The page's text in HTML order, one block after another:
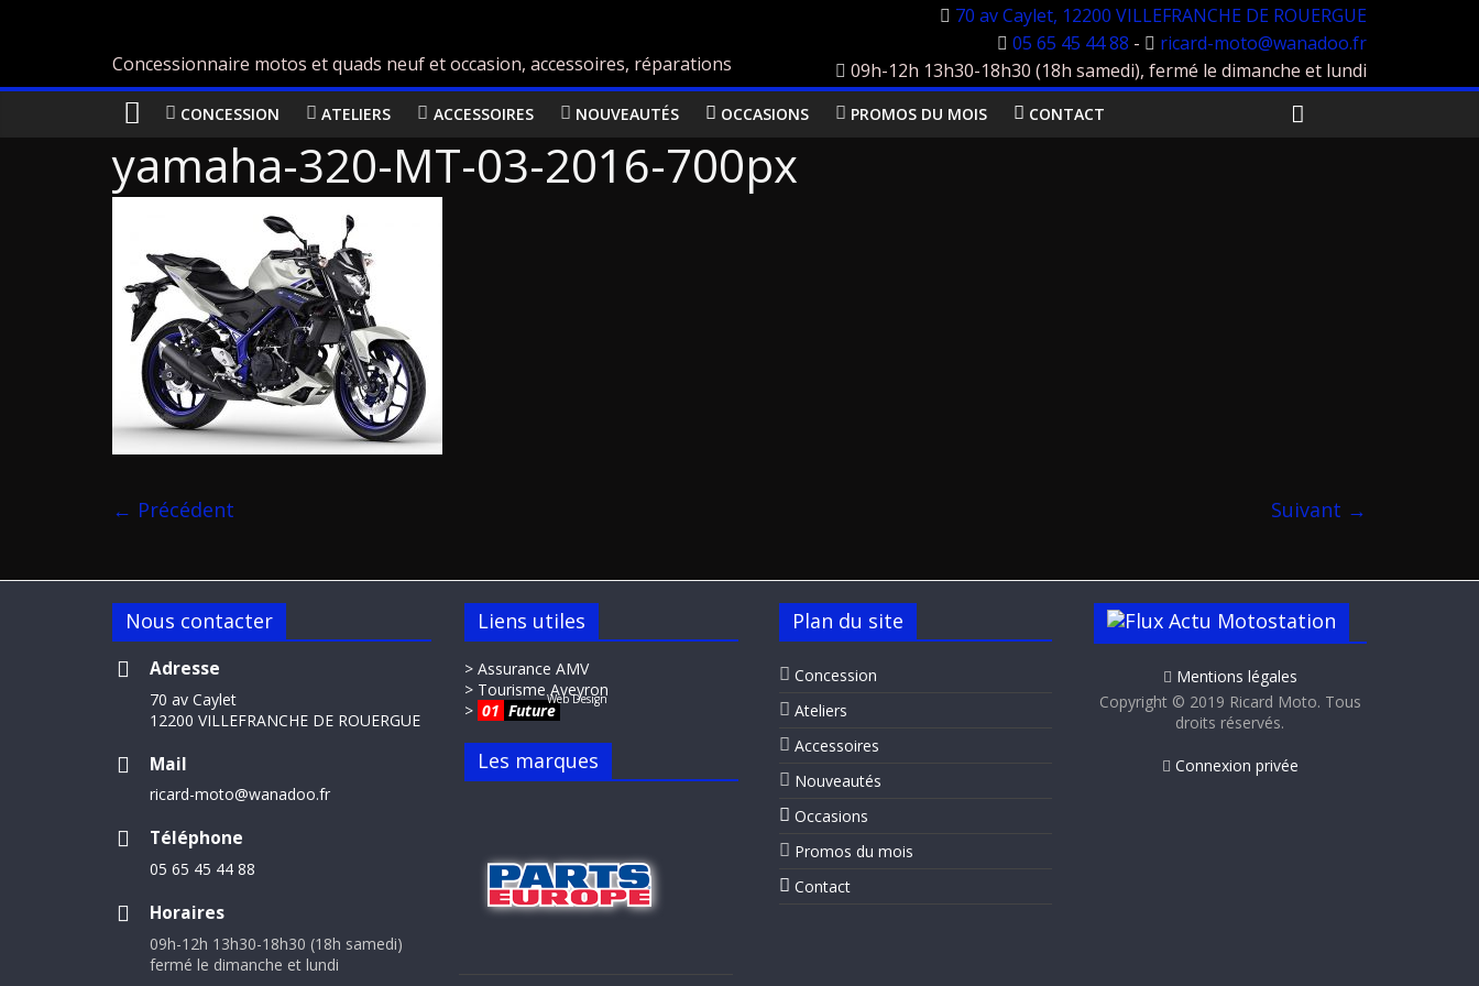
Concessionnaire motos et quads neuf et occasion, accessoires, réparations
70 av Caylet, 12200 VILLEFRANCHE DE ROUERGUE
05 65 45 44 88 -
ricard-moto@wanadoo.fr
09h-12h 13h30-18h30 (18h samedi), fermé le dimanche et lundi
CONCESSION ATELIERS ACCESSOIRES NOUVEAUTÉS OCCASIONS PROMOS DU MOIS CONTACT
yamaha-320-MT-03-2016-700px
← Précédent Suivant →
Nous contacter
Adresse
70 av Caylet
12200 VILLEFRANCHE DE ROUERGUE
Mail
ricard-moto@wanadoo.fr
Téléphone
05 65 45 44 88
Horaires
09h-12h 13h30-18h30 (18h samedi)
fermé le dimanche et lundi
Liens utiles
> Assurance AMV
> Tourisme Aveyron
> 01 Future
Web Design
Les marques
Plan du site
Concession
Ateliers
Accessoires
Nouveautés
Occasions
Promos du mois
Contact
Actu Motostation
Mentions légales
Copyright © 2019 Ricard Moto. Tous
droits réservés.
Connexion privée